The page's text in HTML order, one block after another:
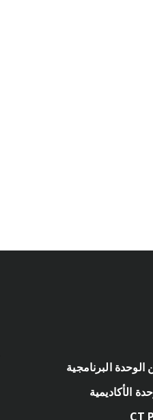
الوحدة البرنامجية
الأكاديمية
CT